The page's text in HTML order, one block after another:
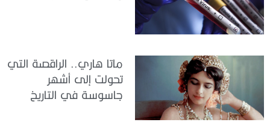
ماتا هاري.. الراقصة التي
تحولت إلى أشهر
جاسوسة في التاريخ